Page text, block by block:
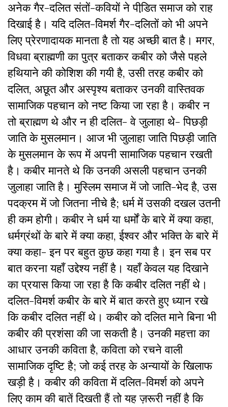
अनेक गैर-दलित संतों-कवियों ने पीडि़त समाज को राह
दिखाई है। यदि दलित-विमर्श गैर-दलितों को भी अपने
लिए प्रेरणादायक मानता है तो यह अच्छी बात है। मगर,
विधवा ब्राह्मणी का पुत्र बताकर कबीर को जैसे पहले
हथियाने की कोशिश की गयी है, उसी तरह कबीर को
दलित, अछूत और अस्पृश्य बताकर उनकी वास्तिवक
सामाजिक पहचान को नष्ट किया जा रहा है। कबीर न
तो ब्राह्मण थे और न ही दलित- वे जुलाहा थे- पिछड़ी
जाति के मुसलमान। आज भी जुलाहा जाति पिछड़ी जाति
के मुसलमान के रूप में अपनी सामाजिक पहचान रखती
है। कबीर मानते थे कि उनकी असली पहचान उनकी
जुलाहा जाति है। मुस्लिम समाज में जो जाति-भेद है, उस
पदक्रम में जो जितना नीचे है; धर्म में उसकी दखल उतनी
ही कम होगी। कबीर ने धर्म या धर्मों के बारे में क्या कहा,
धर्मग्रंथों के बारे में क्या कहा, ईश्वर और भक्ति के बारे में
क्या कहा- इन पर बहुत कुछ कहा गया है। इन सब पर
बात करना यहाँ उद्देश्य नहीं है। यहाँ केवल यह दिखाने
का प्रयास किया जा रहा है कि कबीर दलित नहीं थे।
दलित-विमर्श कबीर के बारे में बात करते हुए ध्यान रखे
कि कबीर दलित नहीं थे। कबीर को दलित माने बिना भी
कबीर की प्रशंसा की जा सकती है। उनकी महत्ता का
आधार उनकी कविता है, कविता को रचने वाली
सामाजिक दृष्टि है; जो कई तरह के अन्यायों के खिलाफ
खड़ी है। कबीर की कविता में दलित-विमर्श को अपने
लिए काम की बातें दिखती हैं तो यह ज़रूरी नहीं है कि